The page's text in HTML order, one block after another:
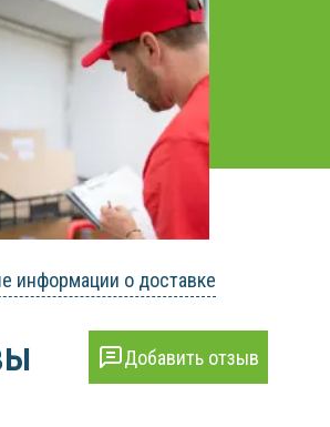
информации о доставке
Добавить отзыв